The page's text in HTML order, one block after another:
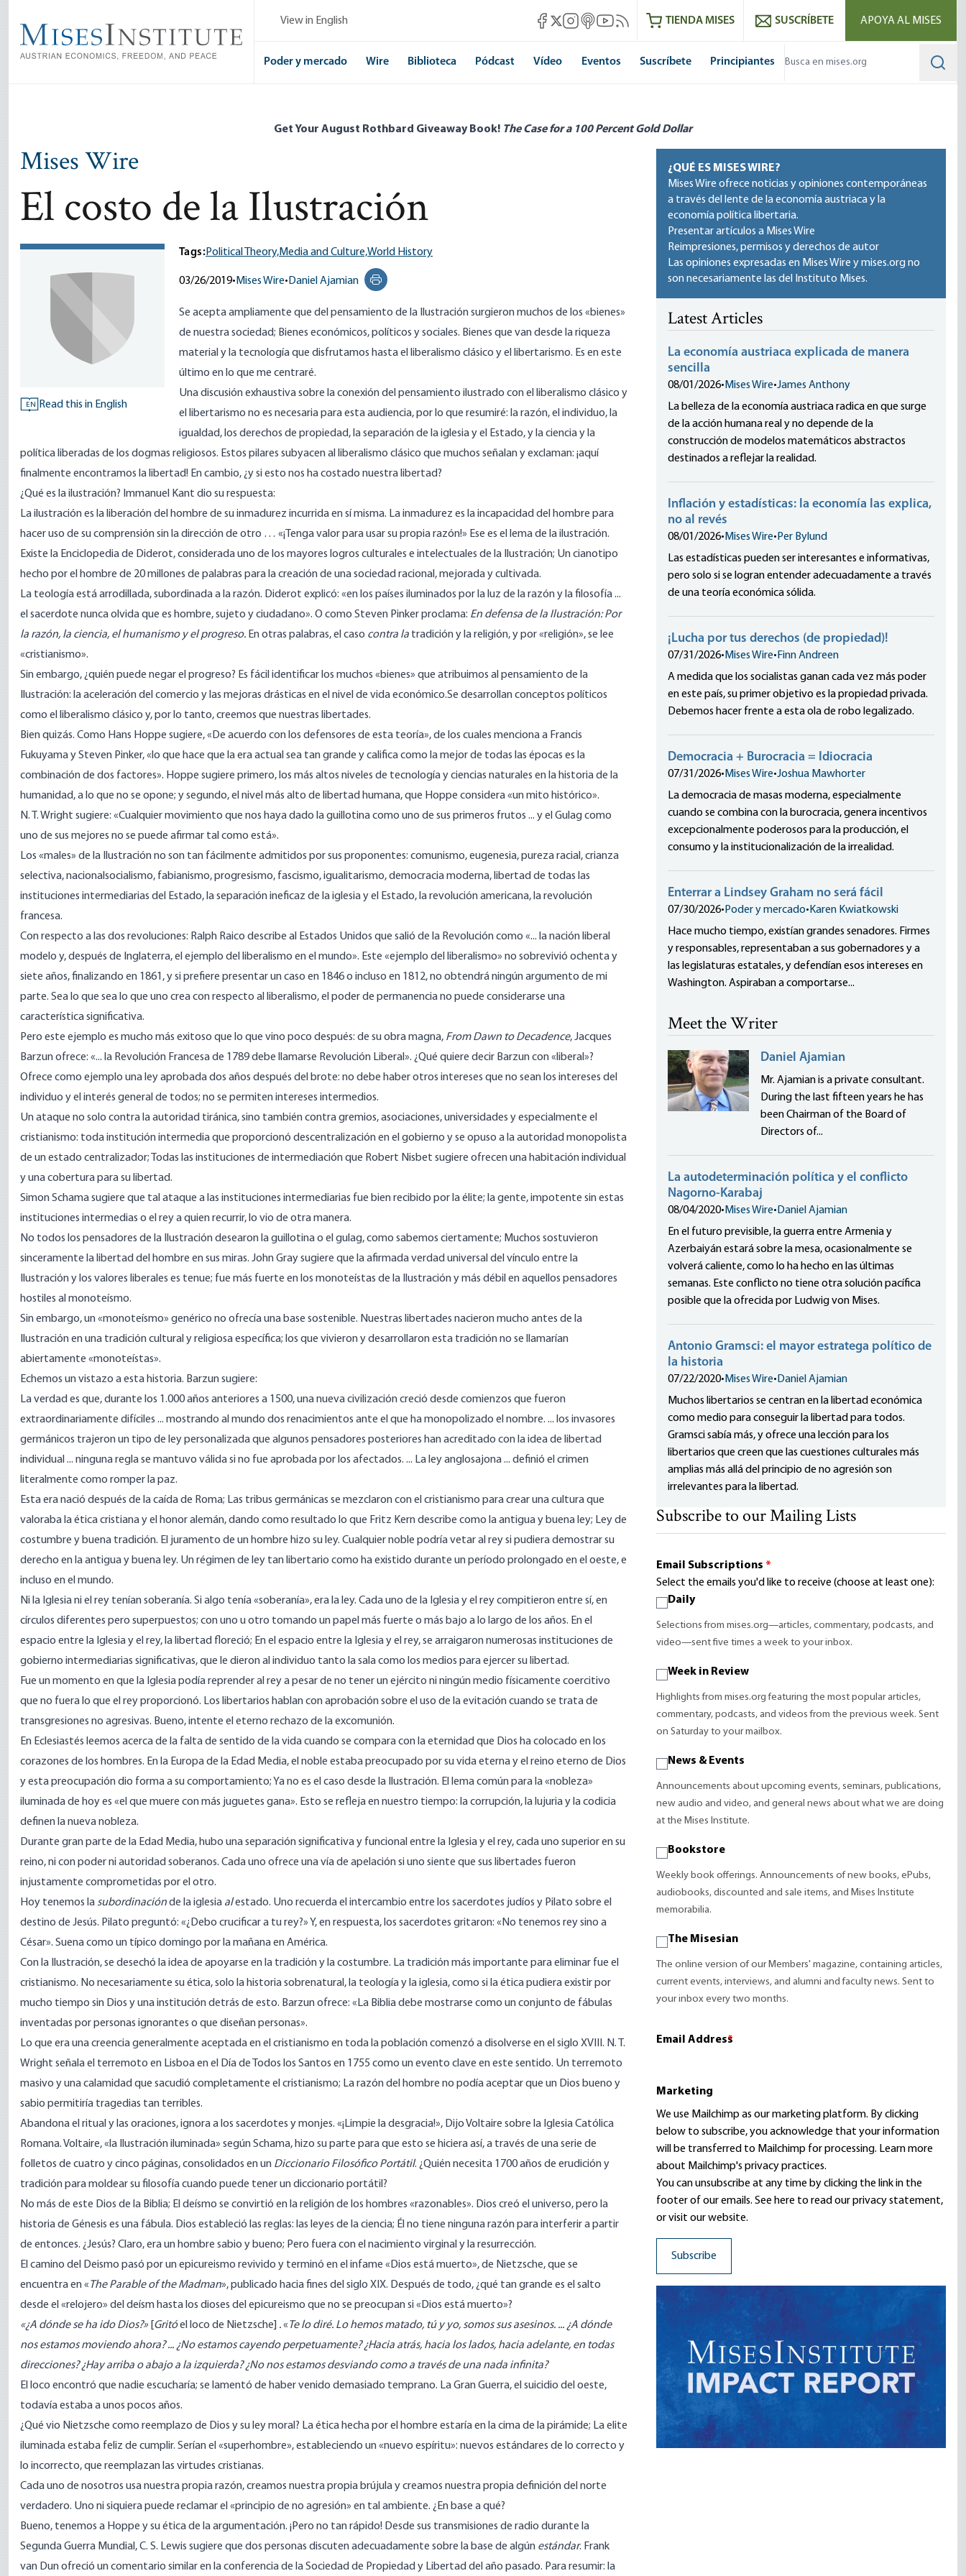
main
content
View in English Mises Facebook
Mises X
Mises Instagram
Mises itunes
Mises Youtube
Mises RSS feedTIENDA MISES SUSCRÍBETE APOYA AL MISES
Poder y mercado Wire Biblioteca Pódcast Vídeo Eventos Suscríbete Principiantes
Get Your August Rothbard Giveaway Book! The Case for a 100 Percent Gold Dollar
Mises Wire
El costo de la Ilustración
EN Read this in English
Tags:Political Theory,Media and Culture,World History
03/26/2019• Mises Wire• Daniel Ajamian
Print this page
Se acepta ampliamente que del pensamiento de la Ilustración surgieron muchos de los «bienes»
de nuestra sociedad; Bienes económicos, políticos y sociales. Bienes que van desde la riqueza
material y la tecnología que disfrutamos hasta el liberalismo clásico y el libertarismo. Es en este
último en lo que me centraré.
Una discusión exhaustiva sobre la conexión del pensamiento ilustrado con el liberalismo clásico y
el libertarismo no es necesaria para esta audiencia, por lo que resumiré: la razón, el individuo, la
igualdad, los derechos de propiedad, la separación de la iglesia y el Estado, y la ciencia y la
política liberadas de los dogmas religiosos. Estos pilares subyacen al liberalismo clásico que muchos señalan y exclaman: ¡aquí
finalmente encontramos la libertad! En cambio, ¿y si esto nos ha costado nuestra libertad?
¿Qué es la ilustración? Immanuel Kant dio su respuesta:
La ilustración es la liberación del hombre de su inmadurez incurrida en sí misma. La inmadurez es la incapacidad del hombre para
hacer uso de su comprensión sin la dirección de otro … «¡Tenga valor para usar su propia razón!» Ese es el lema de la ilustración.
Existe la Enciclopedia de Diderot, considerada uno de los mayores logros culturales e intelectuales de la Ilustración; Un cianotipo
hecho por el hombre de 20 millones de palabras para la creación de una sociedad racional, mejorada y cultivada.
La teología está arrodillada, subordinada a la razón. Diderot explicó: «en los países iluminados por la luz de la razón y la filosofía ...
el sacerdote nunca olvida que es hombre, sujeto y ciudadano». O como Steven Pinker proclama: En defensa de la Ilustración: Por
la razón, la ciencia, el humanismo y el progreso. En otras palabras, el caso contra la tradición y la religión, y por «religión», se lee
«cristianismo».
Sin embargo, ¿quién puede negar el progreso? Es fácil identificar los muchos «bienes» que atribuimos al pensamiento de la
Ilustración: la aceleración del comercio y las mejoras drásticas en el nivel de vida económico.Se desarrollan conceptos políticos
como el liberalismo clásico y, por lo tanto, creemos que nuestras libertades.
Bien quizás. Como Hans Hoppe sugiere, «De acuerdo con los defensores de esta teoría», de los cuales menciona a Francis
Fukuyama y Steven Pinker, «lo que hace que la era actual sea tan grande y califica como la mejor de todas las épocas es la
combinación de dos factores». Hoppe sugiere primero, los más altos niveles de tecnología y ciencias naturales en la historia de la
humanidad, a lo que no se opone; y segundo, el nivel más alto de libertad humana, que Hoppe considera «un mito histórico».
N. T. Wright sugiere: «Cualquier movimiento que nos haya dado la guillotina como uno de sus primeros frutos ... y el Gulag como
uno de sus mejores no se puede afirmar tal como está».
Los «males» de la Ilustración no son tan fácilmente admitidos por sus proponentes: comunismo, eugenesia, pureza racial, crianza
selectiva, nacionalsocialismo, fabianismo, progresismo, fascismo, igualitarismo, democracia moderna, libertad de todas las
instituciones intermediarias del Estado, la separación ineficaz de la iglesia y el Estado, la revolución americana, la revolución
francesa.
Con respecto a las dos revoluciones: Ralph Raico describe al Estados Unidos que salió de la Revolución como «... la nación liberal
modelo y, después de Inglaterra, el ejemplo del liberalismo en el mundo». Este «ejemplo del liberalismo» no sobrevivió ochenta y
siete años, finalizando en 1861, y si prefiere presentar un caso en 1846 o incluso en 1812, no obtendrá ningún argumento de mi
parte. Sea lo que sea lo que uno crea con respecto al liberalismo, el poder de permanencia no puede considerarse una
característica significativa.
Pero este ejemplo es mucho más exitoso que lo que vino poco después: de su obra magna, From Dawn to Decadence, Jacques
Barzun ofrece: «... la Revolución Francesa de 1789 debe llamarse Revolución Liberal». ¿Qué quiere decir Barzun con «liberal»?
Ofrece como ejemplo una ley aprobada dos años después del brote: no debe haber otros intereses que no sean los intereses del
individuo y el interés general de todos; no se permiten intereses intermedios.
Un ataque no solo contra la autoridad tiránica, sino también contra gremios, asociaciones, universidades y especialmente el
cristianismo: toda institución intermedia que proporcionó descentralización en el gobierno y se opuso a la autoridad monopolista
de un estado centralizador; Todas las instituciones de intermediación que Robert Nisbet sugiere ofrecen una habitación individual
y una cobertura para su libertad.
Simon Schamasugiere que tal ataque a las instituciones intermediarias fue bien recibido por la élite; la gente, impotente sin estas
instituciones intermedias o el rey a quien recurrir, lo vio de otra manera.
No todos los pensadores de la Ilustración desearon la guillotina o el gulag, como sabemos ciertamente; Muchos sostuvieron
sinceramente la libertad del hombre en sus miras. John Gray sugiere que la afirmada verdad universal del vínculo entre la
Ilustración y los valores liberales es tenue; fue más fuerte en los monoteístas de la Ilustración y más débil en aquellos pensadores
hostiles al monoteísmo.
Sin embargo, un «monoteísmo» genérico no ofrecía una base sostenible. Nuestras libertades nacieron mucho antes de la
Ilustración en una tradición cultural y religiosa específica; los que vivieron y desarrollaron esta tradición no se llamarían
abiertamente «monoteístas».
Echemos un vistazo a esta historia. Barzun sugiere:
La verdad es que, durante los 1.000 años anteriores a 1500, una nueva civilización creció desde comienzos que fueron
extraordinariamente difíciles ... mostrando al mundo dos renacimientos ante el que ha monopolizado el nombre. ... los invasores
germánicos trajeron un tipo de ley personalizada que algunos pensadores posteriores han acreditado con la idea de libertad
individual ... ninguna regla se mantuvo válida si no fue aprobada por los afectados. ... La ley anglosajona ... definió el crimen
literalmente como romper la paz.
Esta era nació después de la caída de Roma; Las tribus germánicas se mezclaron con el cristianismo para crear una cultura que
valoraba la ética cristiana y el honor alemán, dando como resultado lo que Fritz Kern describe como la antigua y buena ley; Ley de
costumbre y buena tradición. El juramento de un hombre hizo su ley. Cualquier noble podría vetar al rey si pudiera demostrar su
derecho en la antigua y buena ley. Un régimen de ley tan libertario como ha existido durante un período prolongado en el oeste, e
incluso en el mundo.
Ni la Iglesia ni el rey tenían soberanía. Si algo tenía «soberanía», era la ley. Cada uno de la Iglesia y el rey compitieron entre sí, en
círculos diferentes pero superpuestos; con uno u otro tomando un papel más fuerte o más bajo a lo largo de los años. En el
espacio entre la Iglesia y el rey, la libertad floreció; En el espacio entre la Iglesia y el rey, se arraigaron numerosas instituciones de
gobierno intermediarias significativas, que le dieron al individuo tanto la sala como los medios para ejercer su libertad.
Fue un momento en que la Iglesia podía reprender al rey a pesar de no tener un ejército ni ningún medio físicamente coercitivo
que no fuera lo que el rey proporcionó. Los libertarios hablan con aprobación sobre el uso de la evitación cuando se trata de
transgresiones no agresivas. Bueno, intente el eterno rechazo de la excomunión.
En Eclesiastés leemos acerca de la falta de sentido de la vida cuando se compara con la eternidad que Dios ha colocado en los
corazones de los hombres. En la Europa de la Edad Media, el noble estaba preocupado por su vida eterna y el reino eterno de Dios
y esta preocupación dio forma a su comportamiento; Ya no es el caso desde la Ilustración. El lema común para la «nobleza»
iluminada de hoy es «el que muere con más juguetes gana». Esto se refleja en nuestro tiempo: la corrupción, la lujuria y la codicia
definen la nueva nobleza.
Durante gran parte de la Edad Media, hubo una separación significativa y funcional entre la Iglesia y el rey, cada uno superior en su
reino, ni con poder ni autoridad soberanos. Cada uno ofrece una vía de apelación si uno siente que sus libertades fueron
injustamente comprometidas por el otro.
Hoy tenemos la subordinaciónde la iglesia alestado. Uno recuerda el intercambio entre los sacerdotes judíos y Pilato sobre el
destino de Jesús. Pilato preguntó: «¿Debo crucificar a tu rey?» Y, en respuesta, los sacerdotes gritaron: «No tenemos rey sino a
César». Suena como un típico domingo por la mañana en América.
Con la Ilustración, se desechó la idea de apoyarse en la tradición y la costumbre. La tradición más importante para eliminar fue el
cristianismo. No necesariamente su ética, solo la historia sobrenatural, la teología y la iglesia, como si la ética pudiera existir por
mucho tiempo sin Dios y una institución detrás de esto. Barzun ofrece: «La Biblia debe mostrarse como un conjunto de fábulas
inventadas por personas ignorantes o que diseñan personas».
Lo que era una creencia generalmente aceptada en el cristianismo en toda la población comenzó a disolverse en el siglo XVIII. N. T.
Wright señala el terremoto en Lisboa en el Día de Todos los Santos en 1755 como un evento clave en este sentido. Un terremoto
masivo y una calamidad que sacudió completamente el cristianismo; La razón del hombre no podía aceptar que un Dios bueno y
sabio permitiría tragedias tan terribles.
Abandona el ritual y las oraciones, ignora a los sacerdotes y monjes. «¡Limpie la desgracia!», Dijo Voltaire sobre la Iglesia Católica
Romana. Voltaire, «la Ilustración iluminada» según Schama, hizo su parte para que esto se hiciera así, a través de una serie de
folletos de cuatro y cinco páginas, consolidados en un Diccionario Filosófico Portátil. ¿Quién necesita 1700 años de erudición y
tradición para moldear su filosofía cuando puede tener un diccionario portátil?
No más de este Dios de la Biblia; El deísmo se convirtió en la religión de los hombres «razonables». Dios creó el universo, pero la
historia de Génesis es una fábula. Dios estableció las reglas: las leyes de la ciencia; Él no tiene ninguna razón para interferir a partir
de entonces. ¿Jesús? Claro, era un hombre sabio y bueno; Pero fuera con el nacimiento virginal y la resurrección.
El camino del Deismo pasó por un epicureismo revivido y terminó en el infame «Dios está muerto», de Nietzsche, que se
encuentra en «The Parable of the Madman», publicado hacia fines del siglo XIX. Después de todo, ¿qué tan grande es el salto
desde el «relojero» del deísm hasta los dioses del epicureismo que no se preocupan si «Dios está muerto»?
«¿A dónde se ha ido Dios?» Gritóel loco de Nietzsche] .«Te lo diré. Lo hemos matado, tú y yo, somos sus asesinos. ... ¿A dónde
nos estamos moviendo ahora? ... ¿No estamos cayendo perpetuamente? ¿Hacia atrás, hacia los lados, hacia adelante, en todas
direcciones? ¿Hay arriba o abajo a la izquierda? ¿No nos estamos desviando como a través de una nada infinita?
El loco encontró que nadie escucharía; se lamentó de haber venido demasiado temprano. La Gran Guerra, el suicidio del oeste,
todavía estaba a unos pocos años.
¿Qué vio Nietzsche como reemplazo de Dios y su ley moral? La ética hecha por el hombre estaría en la cima de la pirámide; La elite
iluminada estaba feliz de cumplir. Serían el «superhombre», estableciendo un «nuevo espíritu»: nuevos estándares de lo correcto y
lo incorrecto, que reemplazan las virtudes cristianas.
Cada uno de nosotros usa nuestra propia razón, creamos nuestra propia brújula y creamos nuestra propia definición del norte
verdadero. Uno ni siquiera puede reclamar el «principio de no agresión» en tal ambiente. ¿En base a qué?
Bueno, tenemos a Hoppe y su ética de la argumentación. ¡Pero no tan rápido! Desde sus transmisiones de radio durante la
Segunda Guerra Mundial,C. S. Lewis sugiere que dos personas discuten adecuadamente sobre la base de algún estándar. Frank
van Dunofreció un comentario similaren la conferencia de la Sociedad de Propiedad y Libertad del año pasado. Para resumir: la
¿QUÉ ES MISES WIRE?
Mises Wire ofrece noticias y opiniones contemporáneas
a través del lente de la economía austriaca y la
economía política libertaria.
Presentar artículos a Mises Wire
Reimpresiones, permisos y derechos de autor
Las opiniones expresadas en Mises Wire y mises.org no
son necesariamente las del Instituto Mises.
Latest Articles
La economía austriaca explicada de manera
sencilla
08/01/2026• Mises Wire•James Anthony
La belleza de la economía austriaca radica en que surge
de la acción humana real y no depende de la
construcción de modelos matemáticos abstractos
destinados a reflejar la realidad.
Inflación y estadísticas: la economía las explica,
no al revés
08/01/2026• Mises Wire• Per Bylund
Las estadísticas pueden ser interesantes e informativas,
pero solo si se logran entender adecuadamente a través
de una teoría económica sólida.
¡Lucha por tus derechos (de propiedad)!
07/31/2026• Mises Wire• Finn Andreen
A medida que los socialistas ganan cada vez más poder
en este país, su primer objetivo es la propiedad privada.
Debemos hacer frente a esta ola de robo legalizado.
Democracia + Burocracia = Idiocracia
07/31/2026• Mises Wire•Joshua Mawhorter
La democracia de masas moderna, especialmente
cuando se combina con la burocracia, genera incentivos
excepcionalmente poderosos para la producción, el
consumo y la institucionalización de la irrealidad.
Enterrar a Lindsey Graham no será fácil
07/30/2026• Poder y mercado• Karen Kwiatkowski
Hace mucho tiempo, existían grandes senadores. Firmes
y responsables, representaban a sus gobernadores y a
las legislaturas estatales, y defendían esos intereses en
Washington. Aspiraban a comportarse...
Meet the Writer
Daniel Ajamian
Mr. Ajamian is a private consultant.
During the last fifteen years he has
been Chairman of the Board of
Directors of...
La autodeterminación política y el conflicto
Nagorno-Karabaj
08/04/2020• Mises Wire• Daniel Ajamian
En el futuro previsible, la guerra entre Armenia y
Azerbaiyán estará sobre la mesa, ocasionalmente se
volverá caliente, como lo ha hecho en las últimas
semanas. Este conflicto no tiene otra solución pacífica
posible que la ofrecida por Ludwig von Mises.
Antonio Gramsci: el mayor estratega político de
la historia
07/22/2020• Mises Wire• Daniel Ajamian
Muchos libertarios se centran en la libertad económica
como medio para conseguir la libertad para todos.
Gramsci sabía más, y ofrece una lección para los
libertarios que creen que las cuestiones culturales más
amplias más allá del principio de no agresión son
irrelevantes para la libertad.
Subscribe to our Mailing Lists
Email Subscriptions *
Select the emails you'd like to receive (choose at least one):
Daily
Selections from mises.org—articles, commentary, podcasts, and
video—sent five times a week to your inbox.
Week in Review
Highlights from mises.org featuring the most popular articles,
commentary, podcasts, and videos from the previous week. Sent
on Saturday to your mailbox.
News & Events
Announcements about upcoming events, seminars, publications,
new audio and video, and general news about what we are doing
at the Mises Institute.
Bookstore
Weekly book offerings. Announcements of new books, ePubs,
audiobooks, discounted and sale items, and Mises Institute
memorabilia.
The Misesian
The online version of our Members' magazine, containing articles,
current events, interviews, and alumni and faculty news. Sent to
your inbox every two months.
Email Address
*
Marketing
We use Mailchimp as our marketing platform. By clicking
below to subscribe, you acknowledge that your information
will be transferred to Mailchimp for processing. Learn more
about Mailchimp's privacy practices.
You can unsubscribe at any time by clicking the link in the
footer of our emails. See here to read ourprivacy statement,
or visit our website.